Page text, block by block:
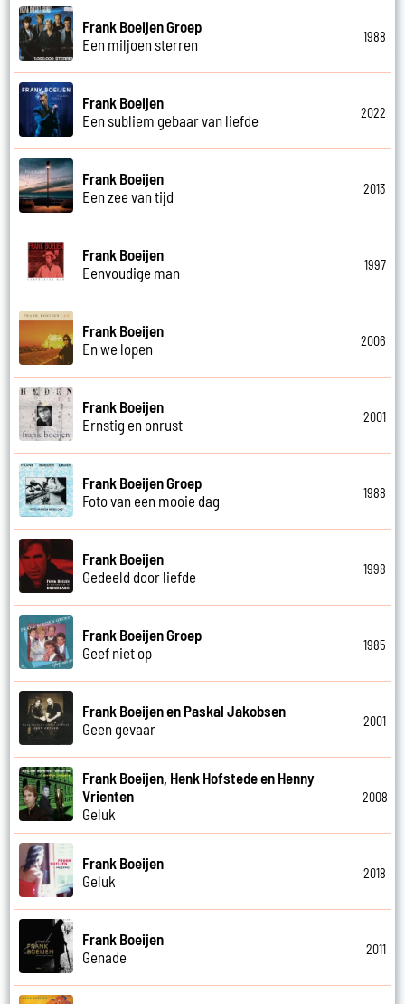
Frank Boeijen Groep
Een miljoen sterren
1988
Frank Boeijen
Een subliem gebaar van liefde
2022
Frank Boeijen
Een zee van tijd
2013
Frank Boeijen
Eenvoudige man
1997
Frank Boeijen
En we lopen
2006
Frank Boeijen
Ernstig en onrust
2001
Frank Boeijen Groep
Foto van een mooie dag
1988
Frank Boeijen
Gedeeld door liefde
1998
Frank Boeijen Groep
Geef niet op
1985
Frank Boeijen en Paskal Jakobsen
Geen gevaar
2001
Frank Boeijen, Henk Hofstede en Henny
Vrienten
Geluk
2008
Frank Boeijen
Geluk
2018
Frank Boeijen
Genade
2011